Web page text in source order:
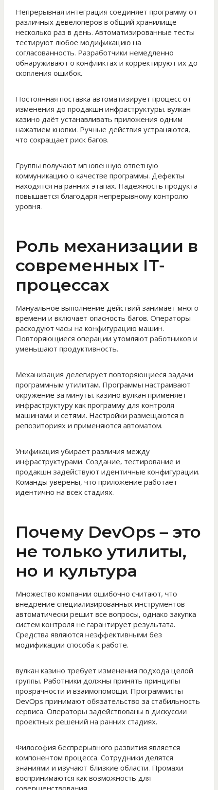
Непрерывная интеграция соединяет программу от
различных девелоперов в общий хранилище
несколько раз в день. Автоматизированные тесты
тестируют любое модификацию на
согласованность. Разработчики немедленно
обнаруживают о конфликтах и корректируют их до
скопления ошибок.
Постоянная поставка автоматизирует процесс от
изменения до продакшн инфраструктуры. вулкан
казино даёт устанавливать приложения одним
нажатием кнопки. Ручные действия устраняются,
что сокращает риск багов.
Группы получают мгновенную ответную
коммуникацию о качестве программы. Дефекты
находятся на ранних этапах. Надёжность продукта
повышается благодаря непрерывному контролю
уровня.
Роль механизации в
современных IT-
процессах
Мануальное выполнение действий занимает много
времени и включает опасность багов. Операторы
расходуют часы на конфигурацию машин.
Повторяющиеся операции утомляют работников и
уменьшают продуктивность.
Механизация делегирует повторяющиеся задачи
программным утилитам. Программы настраивают
окружение за минуты. казино вулкан применяет
инфраструктуру как программу для контроля
машинами и сетями. Настройки размещаются в
репозиториях и применяются автоматом.
Унификация убирает различия между
инфраструктурами. Создание, тестирование и
продакшн задействуют идентичные конфигурации.
Команды уверены, что приложение работает
идентично на всех стадиях.
Почему DevOps – это
не только утилиты,
но и культура
Множество компании ошибочно считают, что
внедрение специализированных инструментов
автоматически решит все вопросы, однако закупка
систем контроля не гарантирует результата.
Средства являются неэффективными без
модификации способа к работе.
вулкан казино требует изменения подхода целой
группы. Работники должны принять принципы
прозрачности и взаимопомощи. Программисты
DevOps принимают обязательство за стабильность
сервиса. Операторы задействованы в дискуссии
проектных решений на ранних стадиях.
Философия беспрерывного развития является
компонентом процесса. Сотрудники делятся
знаниями и изучают близкие области. Промахи
воспринимаются как возможность для